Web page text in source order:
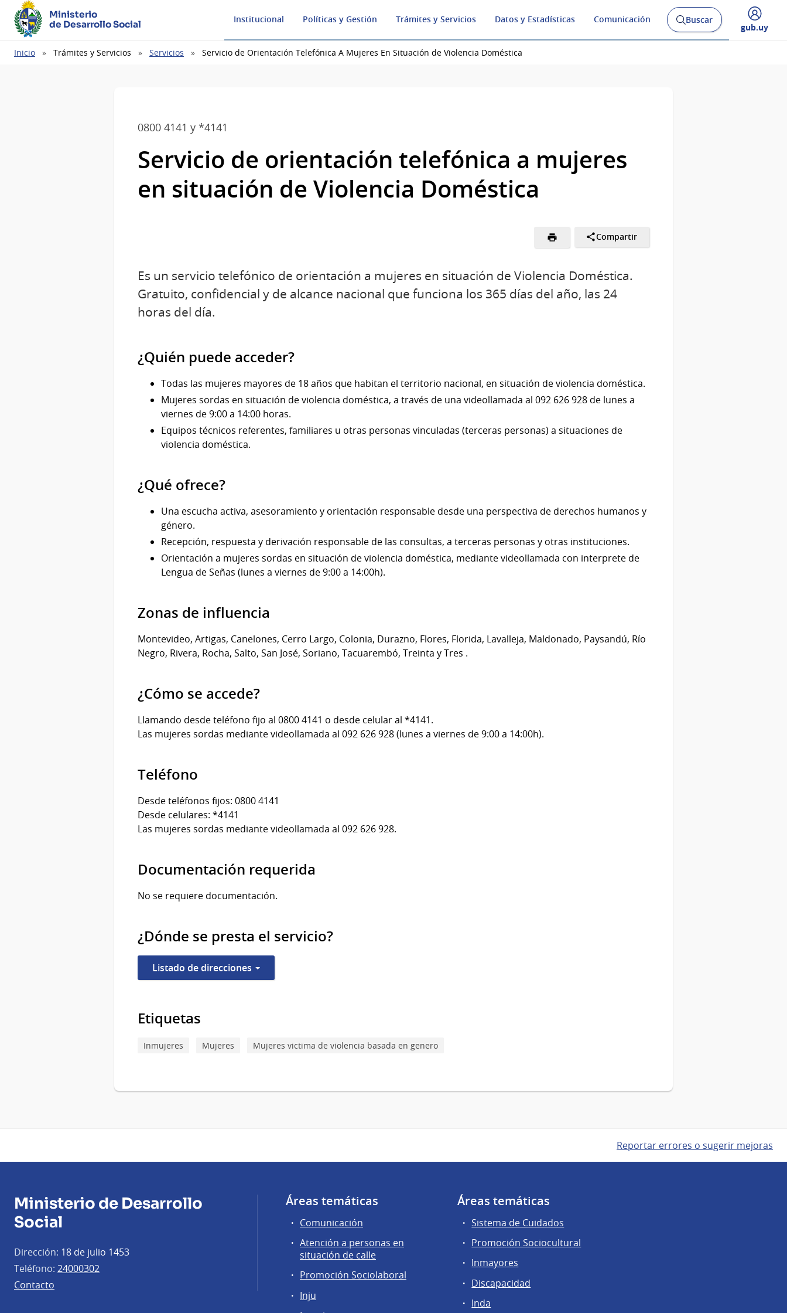
Ministerio
de Desarrollo Social
Institucional Políticas y Gestión Trámites y Servicios Datos y Estadísticas Comunicación
Abrir
buscador
Buscar
Desplegar
gub.uy
Ruta
Inicio Trámites y Servicios Servicios Servicio de Orientación Telefónica A Mujeres En Situación de Violencia Doméstica
0800 4141 y *4141
Servicio de orientación telefónica a mujeres
en situación de Violencia Doméstica
Compartir
Es un servicio telefónico de orientación a mujeres en situación de Violencia Doméstica.
Gratuito, confidencial y de alcance nacional que funciona los 365 días del año, las 24
horas del día.
¿Quién puede acceder?
Todas las mujeres mayores de 18 años que habitan el territorio nacional, en situación de violencia doméstica.
Mujeres sordas en situación de violencia doméstica, a través de una videollamada al 092 626 928 de lunes a
viernes de 9:00 a 14:00 horas.
Equipos técnicos referentes, familiares u otras personas vinculadas (terceras personas) a situaciones de
violencia doméstica.
¿Qué ofrece?
Una escucha activa, asesoramiento y orientación responsable desde una perspectiva de derechos humanos y
género.
Recepción, respuesta y derivación responsable de las consultas, a terceras personas y otras instituciones.
Orientación a mujeres sordas en situación de violencia doméstica, mediante videollamada con interprete de
Lengua de Señas (lunes a viernes de 9:00 a 14:00h).
Zonas de influencia
Montevideo, Artigas, Canelones, Cerro Largo, Colonia, Durazno, Flores, Florida, Lavalleja, Maldonado, Paysandú, Río
Negro, Rivera, Rocha, Salto, San José, Soriano, Tacuarembó, Treinta y Tres .
¿Cómo se accede?
Llamando desde teléfono fijo al 0800 4141 o desde celular al *4141.
Las mujeres sordas mediante videollamada al 092 626 928 (lunes a viernes de 9:00 a 14:00h).
Teléfono
Desde teléfonos fijos: 0800 4141
Desde celulares: *4141
Las mujeres sordas mediante videollamada al 092 626 928.
Documentación requerida
No se requiere documentación.
¿Dónde se presta el servicio?
Listado de direcciones
Etiquetas
Inmujeres Mujeres Mujeres victima de violencia basada en genero
Reportar errores o sugerir mejoras
Ministerio de Desarrollo
Social
Dirección: 18 de julio 1453
Teléfono: 24000302
Contacto
Áreas temáticas
Comunicación
Atención a personas en
situación de calle
Promoción Sociolaboral
Inju
Áreas temáticas
Sistema de Cuidados
Promoción Sociocultural
Inmayores
Discapacidad
Inda